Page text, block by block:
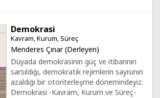
Demokrasi
Kavram, Kurum, Süreç
Menderes Çınar (Derleyen)
Düyada demokrasinin güç ve itibarının
sarsıldığı, demokratik rejimlerin sayısının
azaldığı bir otoriterleşme dönemindeyiz.
Demokrasi -Kavram, Kurum ve Süreç-